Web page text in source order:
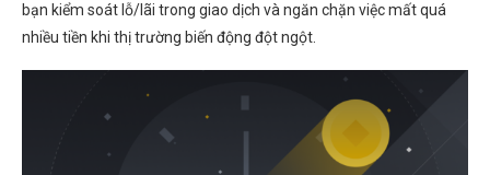
bạn kiểm soát lỗ/lãi trong giao dịch và ngăn chặn việc mất quá
nhiều tiền khi thị trường biến động đột ngột.